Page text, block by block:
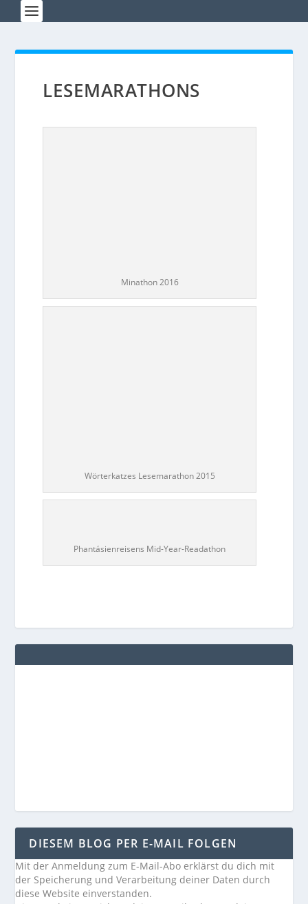
LESEMARATHONS
Minathon 2016
Wörterkatzes Lesemarathon 2015
Phantásienreisens Mid-Year-Readathon
DIESEM BLOG PER E-MAIL FOLGEN
Mit der Anmeldung zum E-Mail-Abo erklärst du dich mit
der Speicherung und Verarbeitung deiner Daten durch
diese Website einverstanden.